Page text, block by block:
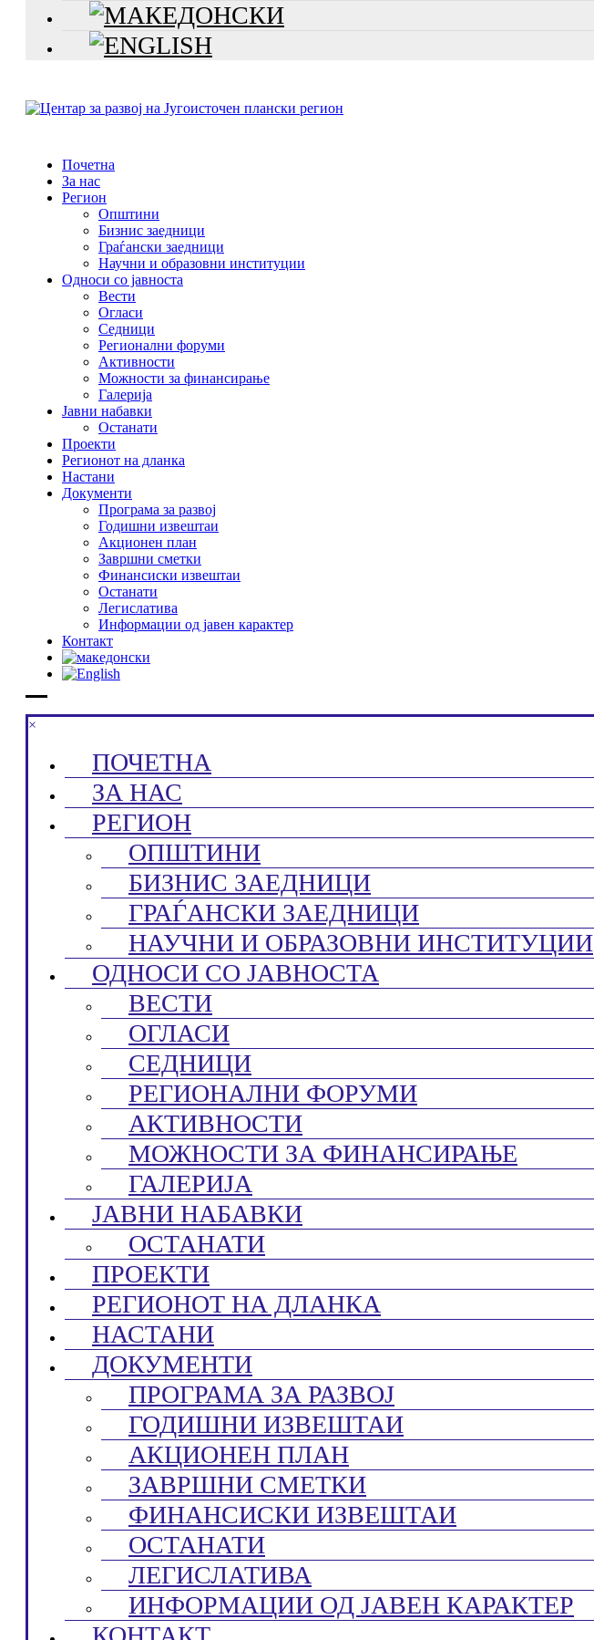
Почетна
За нас
Регион
Општини
Бизнис заедници
Граѓански заедници
Научни и образовни институции
Односи со јавноста
Вести
Огласи
Седници
Регионални форуми
Активности
Можности за финансирање
Галерија
Јавни набавки
Останати
Проекти
Регионот на дланка
Настани
Документи
Програма за развој
Годишни извештаи
Акционен план
Завршни сметки
Финансиски извештаи
Останати
Легислатива
Информации од јавен карактер
Контакт
×
ПОЧЕТНА
ЗА НАС
РЕГИОН
ОПШТИНИ
БИЗНИС ЗАЕДНИЦИ
ГРАЃАНСКИ ЗАЕДНИЦИ
НАУЧНИ И ОБРАЗОВНИ ИНСТИТУЦИИ
ОДНОСИ СО ЈАВНОСТА
ВЕСТИ
ОГЛАСИ
СЕДНИЦИ
РЕГИОНАЛНИ ФОРУМИ
АКТИВНОСТИ
МОЖНОСТИ ЗА ФИНАНСИРАЊЕ
ГАЛЕРИЈА
ЈАВНИ НАБАВКИ
ОСТАНАТИ
ПРОЕКТИ
РЕГИОНОТ НА ДЛАНКА
НАСТАНИ
ДОКУМЕНТИ
ПРОГРАМА ЗА РАЗВОЈ
ГОДИШНИ ИЗВЕШТАИ
АКЦИОНЕН ПЛАН
ЗАВРШНИ СМЕТКИ
ФИНАНСИСКИ ИЗВЕШТАИ
ОСТАНАТИ
ЛЕГИСЛАТИВА
ИНФОРМАЦИИ ОД ЈАВЕН КАРАКТЕР